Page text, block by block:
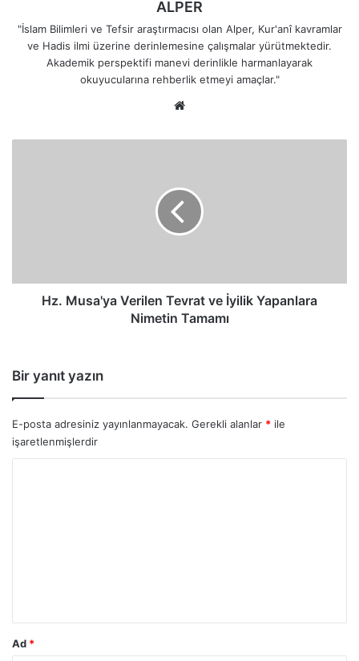
ALPER
"İslam Bilimleri ve Tefsir araştırmacısı olan Alper, Kur'anî kavramlar
ve Hadis ilmi üzerine derinlemesine çalışmalar yürütmektedir.
Akademik perspektifi manevi derinlikle harmanlayarak
okuyucularına rehberlik etmeyi amaçlar."
Tamamı
Hz. Musa'ya Verilen Tevrat ve İyilik Yapanlara
Nimetin Tamamı
Bir yanıt yazın
E-posta adresiniz yayınlanmayacak. Gerekli alanlar * ile
işaretlenmişlerdir
Ad *